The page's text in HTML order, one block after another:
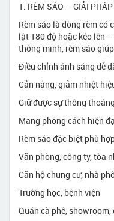
1. RÈM SÁO – GIẢI
Rèm sáo là dòng rèm có
lật 180 độ hoặc kéo lên
thông minh, rèm sáo
Điều chỉnh ánh sáng dễ
Cản nắng, giảm nhiệt
Giữ được sự thông
Mang phong cách hiện
Rèm sáo đặc biệt phù
Văn phòng, công ty, tòa
Căn hộ chung cư, nhà
Trường học, bệnh viện
Quán cà phê, showroom,